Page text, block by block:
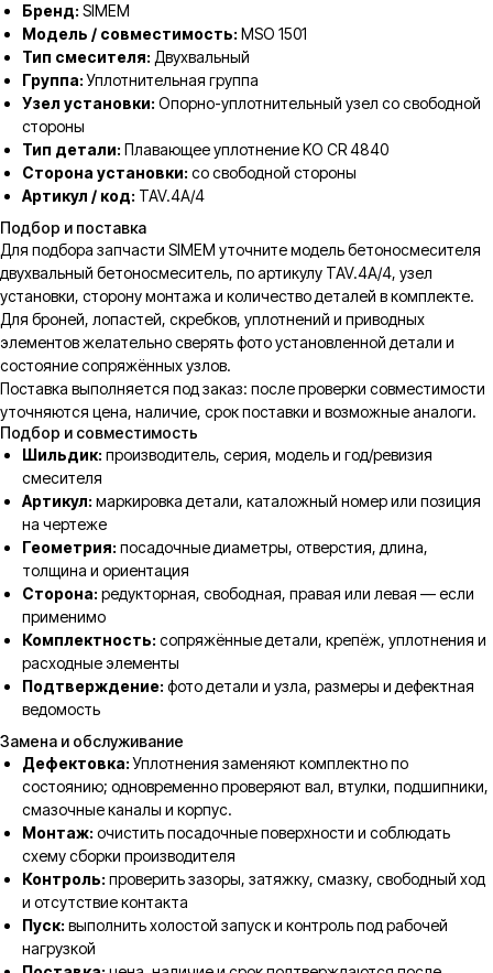
Бренд: SIMEM
Модель / совместимость: MSO 1501
Тип смесителя: Двухвальный
Группа:Уплотнительная группа
Узел установки: Опорно-уплотнительный узел со свободной
стороны
Тип детали: Плавающее уплотнение KO CR 4840
Сторона установки: со свободной стороны
Артикул / код: TAV.4A/4
Подбор и поставка
Для подбора запчасти SIMEM уточните модель бетоносмесителя
двухвальный бетоносмеситель, по артикулу TAV.4A/4, узел
установки, сторону монтажа и количество деталей в комплекте.
Для броней, лопастей, скребков, уплотнений и приводных
элементов желательно сверять фото установленной детали и
состояние сопряжённых узлов.
Поставка выполняется под заказ: после проверки совместимости
уточняются цена, наличие, срок поставки и возможные аналоги.
Подбор и совместимость
Шильдик: производитель, серия, модель и год/ревизия
смесителя
Артикул: маркировка детали, каталожный номер или позиция
на чертеже
Геометрия: посадочные диаметры, отверстия, длина,
толщина и ориентация
Сторона: редукторная, свободная, правая или левая — если
применимо
Комплектность: сопряжённые детали, крепёж, уплотнения и
расходные элементы
Подтверждение: фото детали и узла, размеры и дефектная
ведомость
Замена и обслуживание
Дефектовка:Уплотнения заменяют комплектно по
состоянию; одновременно проверяют вал, втулки, подшипники,
смазочные каналы и корпус.
Монтаж: очистить посадочные поверхности и соблюдать
схему сборки производителя
Контроль: проверить зазоры, затяжку, смазку, свободный ход
и отсутствие контакта
Пуск: выполнить холостой запуск и контроль под рабочей
нагрузкой